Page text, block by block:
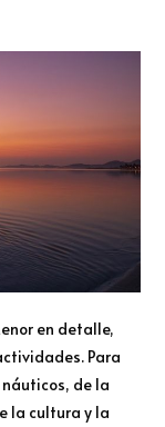
en detalle,
Para
de la
la cultura y la